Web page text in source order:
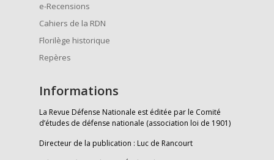
e-Recensions
Cahiers de la RDN
Florilège historique
Repères
Informations
La Revue Défense Nationale est éditée par le Comité
d’études de défense nationale (association loi de 1901)
Directeur de la publication : Luc de Rancourt